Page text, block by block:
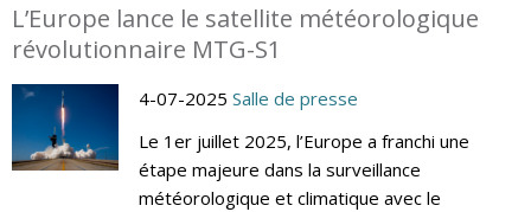
L’Europe lance le satellite météorologique
révolutionnaire MTG-S1
4-07-2025 Salle de presse
Le 1er juillet 2025, l’Europe a franchi une
étape majeure dans la surveillance
météorologique et climatique avec le